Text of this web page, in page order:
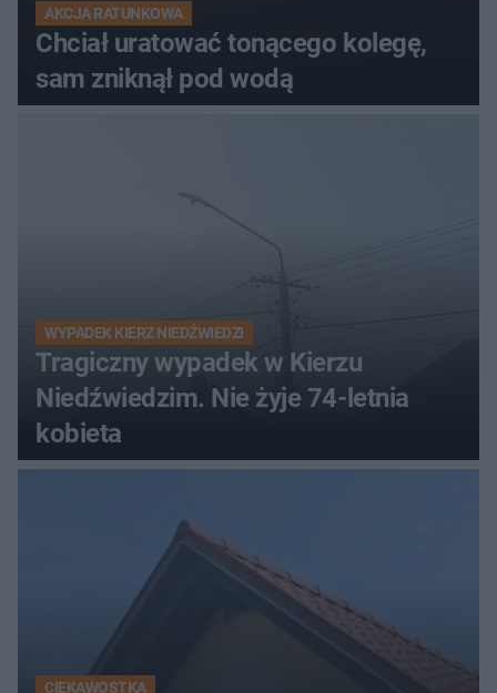
AKCJA RATUNKOWA
Chciał uratować tonącego kolegę,
sam zniknął pod wodą
WYPADEK KIERZ NIEDŹWIEDZI
Tragiczny wypadek w Kierzu
Niedźwiedzim. Nie żyje 74-letnia
kobieta
CIEKAWOSTKA